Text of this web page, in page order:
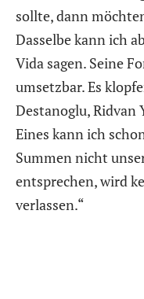
sollte, dann
Dasselbe kann ich
Vida sagen. Seine
umsetzbar. Es
Destanoglu, Ridvan
Eines kann ich
Summen nicht
entsprechen, wird
verlassen.“